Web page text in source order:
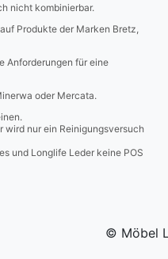
nicht kombinierbar.
Produkte der Marken Bretz,
Anforderungen für eine
oder Mercata.
wird nur ein Reinigungsversuch
und Longlife Leder keine POS
© Möbel